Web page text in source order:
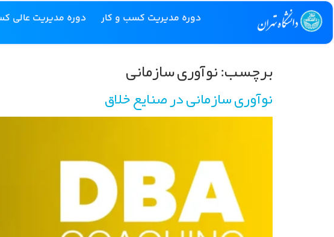
دوره مدیریت کسب و کار دوره مدیریت عالی
برچسب:نوآوری سازمانی
نوآوری سازمانی در صنایع خلاق